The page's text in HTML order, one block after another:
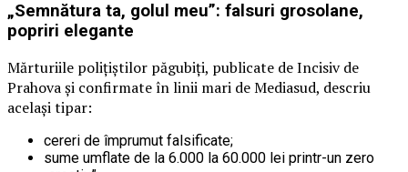
„Semnătura ta, golul meu”: falsuri grosolane,
popriri elegante
Mărturiile polițiștilor păgubiți, publicate de Incisiv de
Prahova și confirmate în linii mari de Mediasud, descriu
același tipar:
cereri de împrumut falsificate;
sume umflate de la 6.000 la 60.000 lei printr-un zero